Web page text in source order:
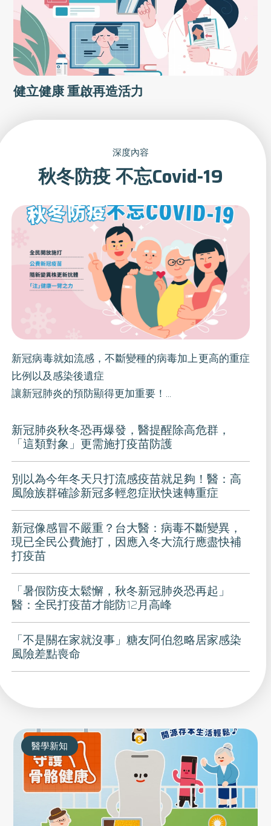
健立健康 重啟再造活力
深度內容
秋冬防疫 不忘Covid-19
新冠病毒就如流感，不斷變種的病毒加上更高的重症
比例以及感染後遺症
讓新冠肺炎的預防顯得更加重要！
優活健康網邀集各科專家們齊聚
讓讀者深入了解為什麼我們每年仍需要積極施打新冠
肺炎疫苗。
新冠肺炎秋冬恐再爆發，醫提醒除高危群，
「這類對象」更需施打疫苗防護
別以為今年冬天只打流感疫苗就足夠！醫：高
風險族群確診新冠多輕忽症狀快速轉重症
新冠像感冒不嚴重？台大醫：病毒不斷變異，
現已全民公費施打，因應入冬大流行應盡快補
打疫苗
「暑假防疫太鬆懈，秋冬新冠肺炎恐再起」
醫：全民打疫苗才能防12月高峰
「不是關在家就沒事」糖友阿伯忽略居家感染
風險差點喪命
醫學新知